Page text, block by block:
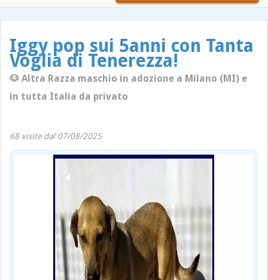
Iggy pop sui 5anni con Tanta
Voglia di Tenerezza!
🐶 Altra Razza maschio in adozione a Milano (MI) e
in tutta Italia da privato
68 visite dal 07/08/2025